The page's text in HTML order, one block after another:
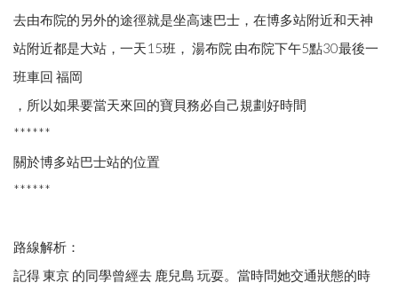
去由布院的另外的途徑就是坐高速巴士，在博多站附近和天神
站附近都是大站，一天15班， 湯布院 由布院下午5點30最後一
班車回 福岡
，所以如果要當天來回的寶貝務必自己規劃好時間
******
關於博多站巴士站的位置
******
路線解析：
記得 東京 的同學曾經去 鹿兒島 玩耍。當時問她交通狀態的時